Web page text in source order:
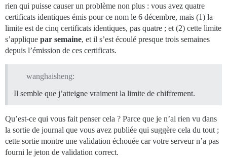
rien qui puisse causer un problème non plus : vous avez quatre
certificats identiques émis pour ce nom le 6 décembre, mais (1) la
limite est de cinq certificats identiques, pas quatre ; et (2) cette limite
s’applique par semaine, et il s’est écoulé presque trois semaines
depuis l’émission de ces certificats.
wanghaisheng:
Il semble que j’atteigne vraiment la limite de chiffrement.
Qu’est-ce qui vous fait penser cela ? Parce que je n’ai rien vu dans
la sortie de journal que vous avez publiée qui suggère cela du tout ;
cette sortie montre une validation échouée car votre serveur n’a pas
fourni le jeton de validation correct.